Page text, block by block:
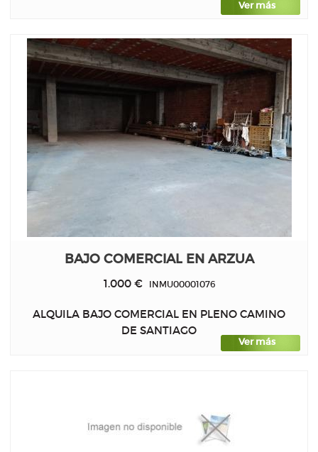
Ver más
BAJO COMERCIAL EN ARZUA
1.000 €INMU00001076
ALQUILA BAJO COMERCIAL EN PLENO CAMINO
DE SANTIAGO
Ver más